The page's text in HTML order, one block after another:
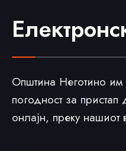
Општина Неготино им
погодност за пристап
онлајн, преку нашиот